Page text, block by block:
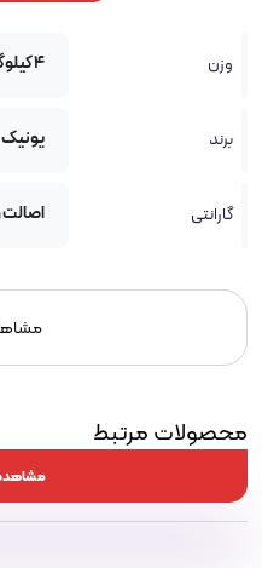
وزن 4 کیلوگرم
برند یونیک
گارانتی
محصولات مرتبط